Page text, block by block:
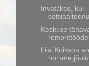
Invatakso, kui
Keskuse
Liisi Koikson
homme